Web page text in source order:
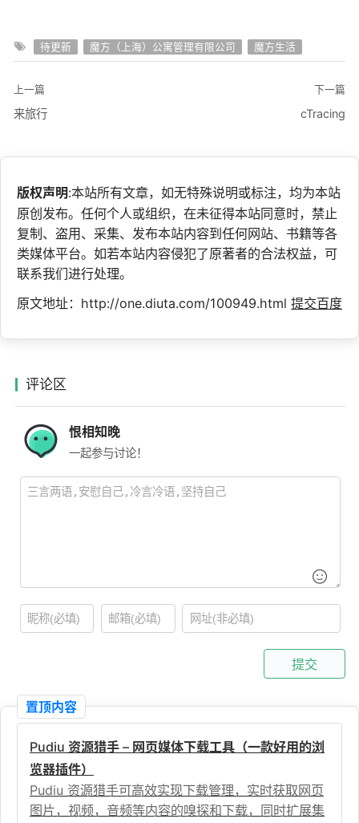
待更新 魔方（上海）公寓管理有限公司 魔方生活
上一篇
来旅行
下一篇
cTracing
版权声明:本站所有文章，如无特殊说明或标注，均为本站
原创发布。任何个人或组织，在未征得本站同意时，禁止
复制、盗用、采集、发布本站内容到任何网站、书籍等各
类媒体平台。如若本站内容侵犯了原著者的合法权益，可
联系我们进行处理。
原文地址：http://one.diuta.com/100949.html 提交百度
评论区
恨相知晚
一起参与讨论！
提交
置顶内容
Pudiu 资源猎手 – 网页媒体下载工具（一款好用的浏
览器插件）
Pudiu 资源猎手可高效实现下载管理，实时获取网页
图片，视频，音频等内容的嗅探和下载，同时扩展集